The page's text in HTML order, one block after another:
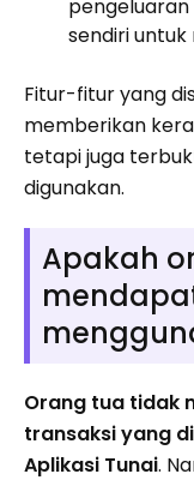
pengeluaran
sendiri
Fitur-fitur yang
memberikan
tetapi juga
digunakan.
Apakah
Orang tua tidak
transaksi yang
Aplikasi Tunai.